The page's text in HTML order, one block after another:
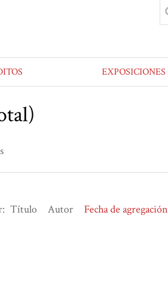
EXPOSICIONES
Título Autor Fecha de agregación